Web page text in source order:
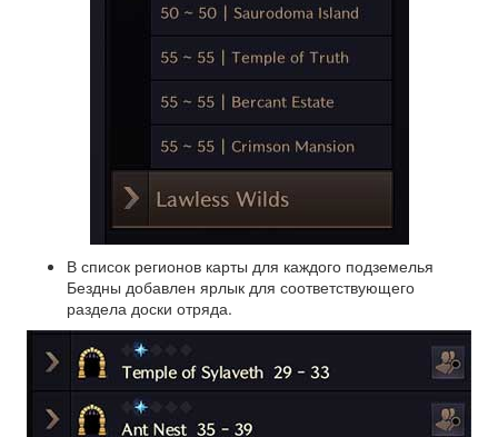
В список регионов карты для каждого подземелья
Бездны добавлен ярлык для соответствующего
раздела доски отряда.